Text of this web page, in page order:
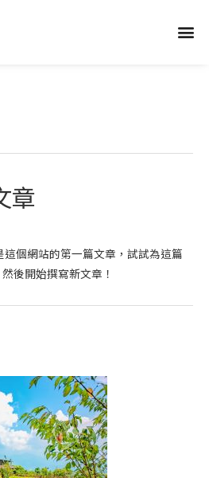
章
個網站的第一篇文章，試試為這篇
後開始撰寫新文章！